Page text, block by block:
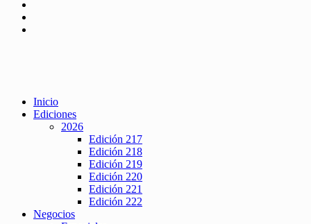
Inicio
Ediciones
2026
Edición 217
Edición 218
Edición 219
Edición 220
Edición 221
Edición 222
Negocios